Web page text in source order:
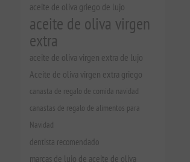
aceite de oliva griego de lujo
aceite de oliva virgen
extra
aceite de oliva virgen extra de lujo
Aceite de oliva virgen extra griego
canasta de regalo de comida navidad
canastas de regalo de alimentos para
Navidad
dentista recomendado
marcas de lujo de aceite de oliva